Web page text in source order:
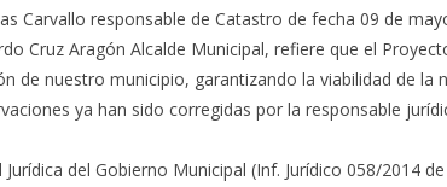
Carvallo responsable de Catastro de fecha 09 de
Cruz Aragón Alcalde Municipal, refiere que el
de nuestro municipio, garantizando la viabilidad de la
ya han sido corregidas por la responsable
del Gobierno Municipal (Inf. Jurídico 058/2014